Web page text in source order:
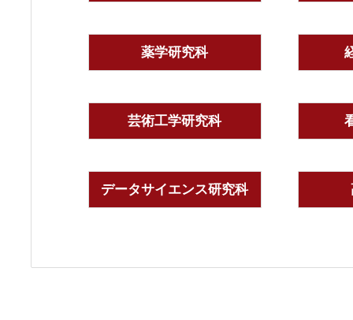
薬学研究科
芸術工学研究科
データサイエンス研究科